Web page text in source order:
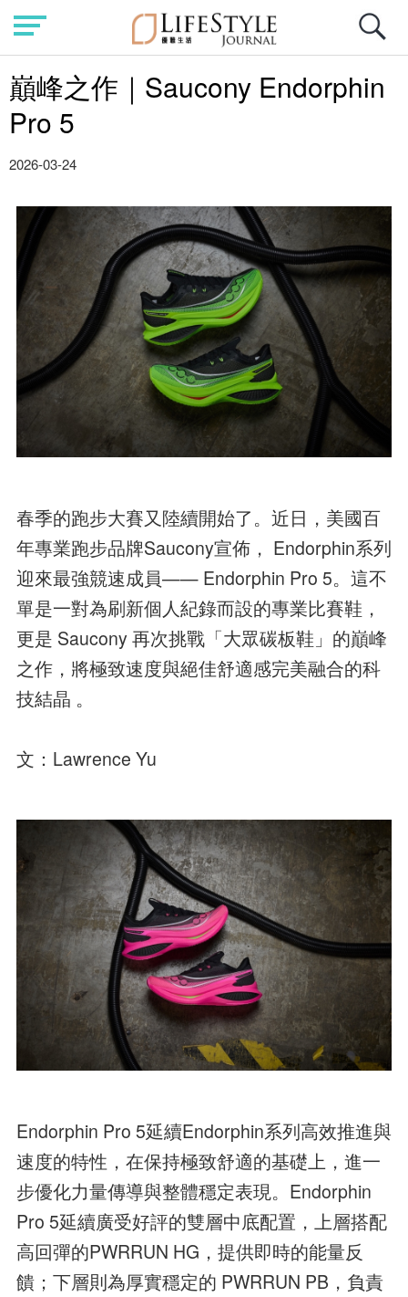
巔峰之作｜Saucony Endorphin
Pro 5
2026-03-24
春季的跑步大賽又陸續開始了。近日，美國百
年專業跑步品牌Saucony宣佈， Endorphin系列
迎來最強競速成員—— Endorphin Pro 5。這不
單是一對為刷新個人紀錄而設的專業比賽鞋，
更是 Saucony 再次挑戰「大眾碳板鞋」的巔峰
之作，將極致速度與絕佳舒適感完美融合的科
技結晶 。
文：Lawrence Yu
Endorphin Pro 5延續Endorphin系列高效推進與
速度的特性，在保持極致舒適的基礎上，進一
步優化力量傳導與整體穩定表現。Endorphin
Pro 5延續廣受好評的雙層中底配置，上層搭配
高回彈的PWRRUN HG，提供即時的能量反
饋；下層則為厚實穩定的 PWRRUN PB，負責